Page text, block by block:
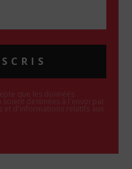
que les données
destinées à l'envoi par
et d'informations relatifs aux